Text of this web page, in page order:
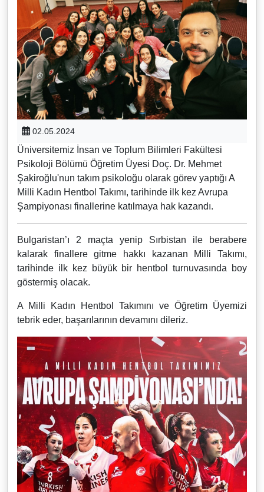
02.05.2024
Üniversitemiz İnsan ve Toplum Bilimleri Fakültesi
Psikoloji Bölümü Öğretim Üyesi Doç. Dr. Mehmet
Şakiroğlu'nun takım psikoloğu olarak görev yaptığı A
Milli Kadın Hentbol Takımı, tarihinde ilk kez Avrupa
Şampiyonası finallerine katılmaya hak kazandı.
Bulgaristan’ı 2 maçta yenip Sırbistan ile berabere
kalarak finallere gitme hakkı kazanan Milli Takımı,
tarihinde ilk kez büyük bir hentbol turnuvasında boy
göstermiş olacak.
A Milli Kadın Hentbol Takımını ve Öğretim Üyemizi
tebrik eder, başarılarının devamını dileriz.